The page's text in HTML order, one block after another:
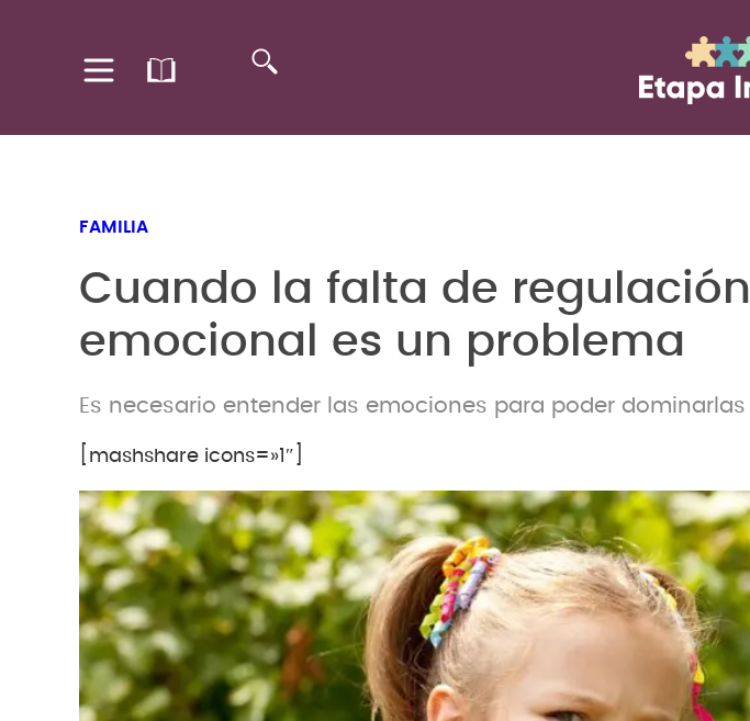
FAMILIA
Cuando la falta de regulación
emocional es un problema
Es necesario entender las emociones para poder dominarlas
[mashshare icons=»1″]